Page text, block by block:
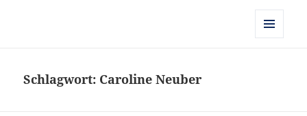
Schlagwort: Caroline Neuber